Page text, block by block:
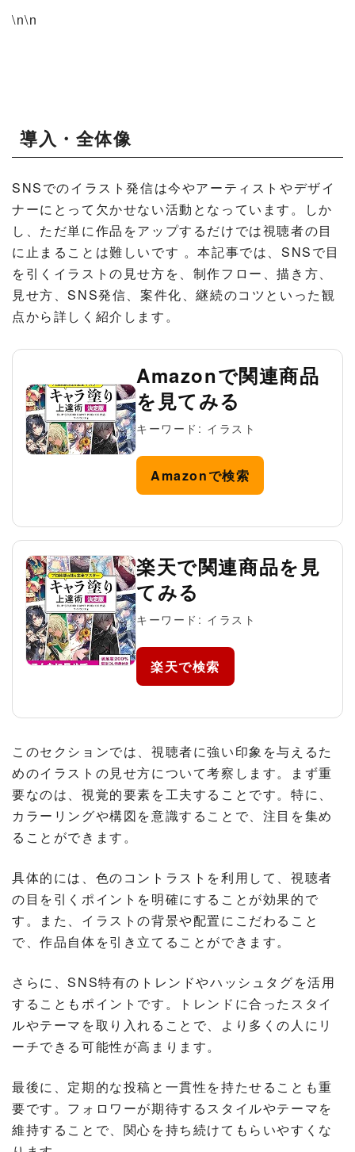
\n\n
導入・全体像
SNSでのイラスト発信は今やアーティストやデザイ
ナーにとって欠かせない活動となっています。しか
し、ただ単に作品をアップするだけでは視聴者の目
に止まることは難しいです 。本記事では、SNSで目
を引くイラストの見せ方を、制作フロー、描き方、
見せ方、SNS発信、案件化、継続のコツといった観
点から詳しく紹介します。
Amazonで関連商品
を見てみる
キーワード: イラスト
Amazonで検索
楽天で関連商品を見
てみる
キーワード: イラスト
楽天で検索
このセクションでは、視聴者に強い印象を与えるた
めのイラストの見せ方について考察します。まず重
要なのは、視覚的要素を工夫することです。特に、
カラーリングや構図を意識することで、注目を集め
ることができます。
具体的には、色のコントラストを利用して、視聴者
の目を引くポイントを明確にすることが効果的で
す。また、イラストの背景や配置にこだわること
で、作品自体を引き立てることができます。
さらに、SNS特有のトレンドやハッシュタグを活用
することもポイントです。トレンドに合ったスタイ
ルやテーマを取り入れることで、より多くの人にリ
ーチできる可能性が高まります。
最後に、定期的な投稿と一貫性を持たせることも重
要です。フォロワーが期待するスタイルやテーマを
維持することで、関心を持ち続けてもらいやすくな